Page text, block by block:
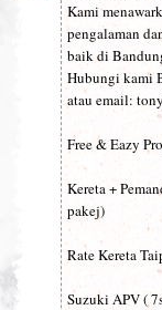
Kami
pengalaman
baik di
Hubungi kami
atau email:
Free & Eazy
Kereta +
pakej)
Rate Kereta
Suzuki APV (